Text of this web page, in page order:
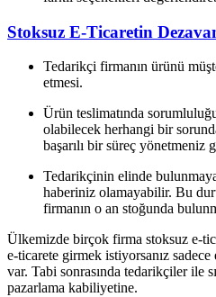
Stoksuz E-Ticaretin
Tedarikçi firmanın ürünü
etmesi.
Ürün teslimatında
olabilecek herhangi bir
başarılı bir süreç yönetmeniz
Tedarikçinin elinde
haberiniz olamayabilir. Bu
firmanın o an stoğunda
Ülkemizde birçok firma stoksuz e-
e-ticarete girmek istiyorsanız sadece
var. Tabi sonrasında tedarikçiler ile
pazarlama kabiliyetine.